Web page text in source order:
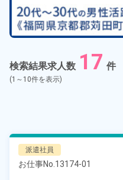
アル
正社員
期間
タグ 選択してくだ
検索結果求人数 17 件
(1～10件を表示)
派遣社員
お仕事No. 13174-01